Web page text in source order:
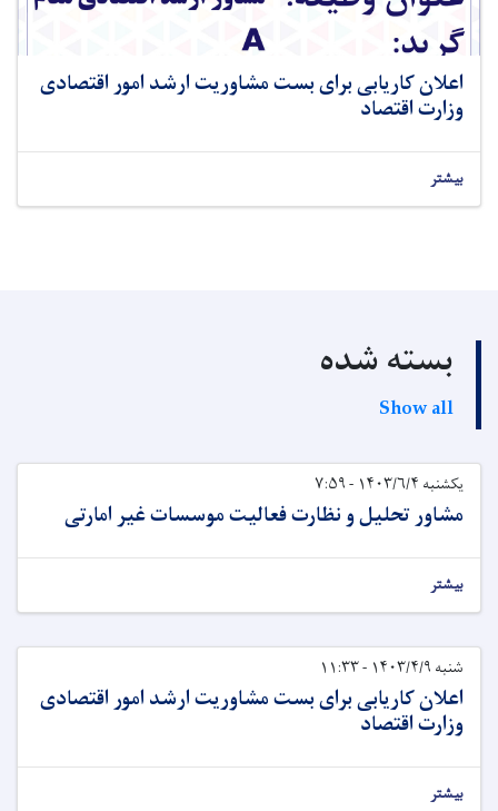
اعلان کاریابی برای بست مشاوریت ارشد امور اقتصادی
وزارت اقتصاد
بیشتر
بسته شده
Show all
یکشنبه ۱۴۰۳/۶/۴ - ۷:۵۹
مشاور تحلیل و نظارت فعالیت موسسات غیر امارتی
بیشتر
شنبه ۱۴۰۳/۴/۹ - ۱۱:۳۳
اعلان کاریابی برای بست مشاوریت ارشد امور اقتصادی
وزارت اقتصاد
بیشتر